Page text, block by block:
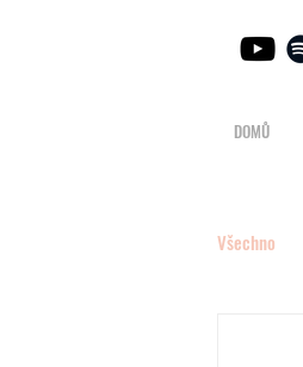
DOMŮ
Všechno